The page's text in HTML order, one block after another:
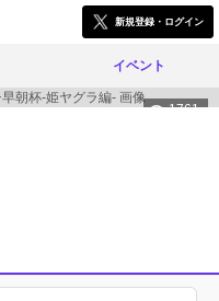
新規登録・ログイン
イベント
1761